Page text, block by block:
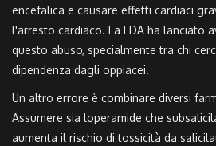
encefalica e causare effetti cardiaci
l'arresto cardiaco. La FDA ha lanciato
questo abuso, specialmente tra chi
dipendenza dagli oppiacei.
Un altro errore è combinare diversi
Assumere sia loperamide che
aumenta il rischio di tossicità da